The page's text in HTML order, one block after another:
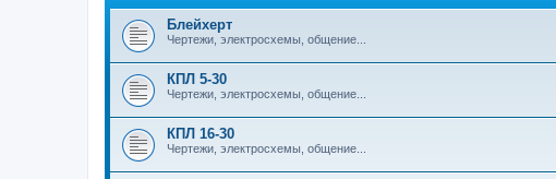
Блейхерт
Чертежи, электросхемы, общение...
КПЛ 5-30
Чертежи, электросхемы, общение...
КПЛ 16-30
Чертежи, электросхемы, общение...